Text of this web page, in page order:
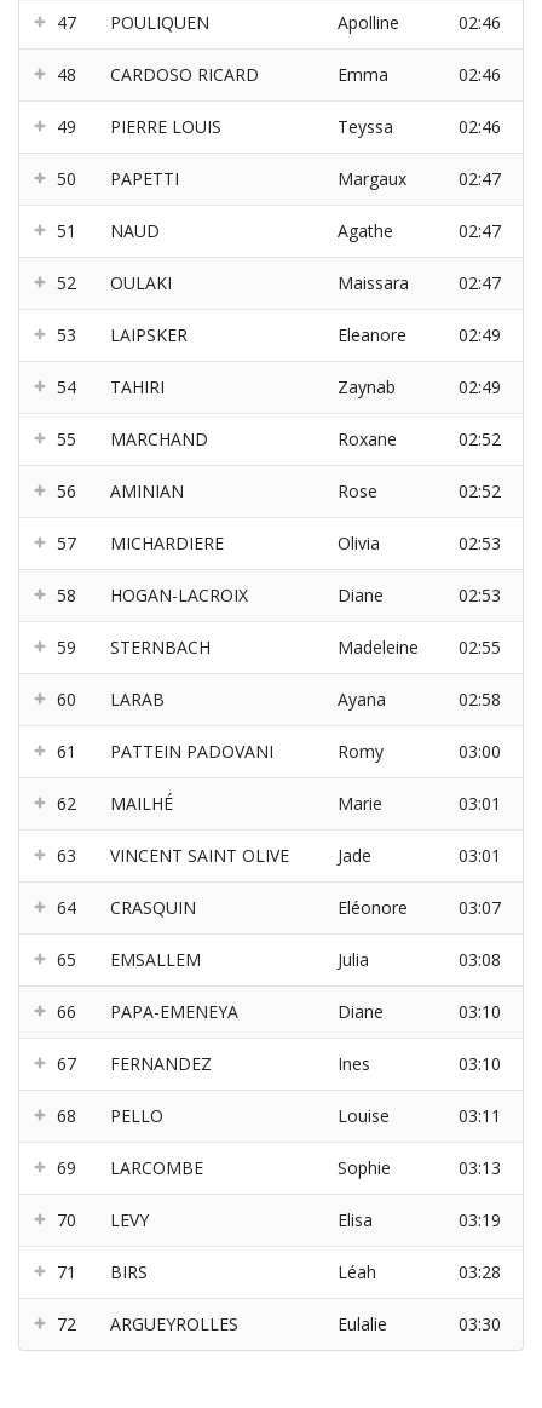
47 POULIQUEN Apolline 02:46
48 CARDOSO RICARD Emma 02:46
49 PIERRE LOUIS Teyssa 02:46
50 PAPETTI Margaux 02:47
51 NAUD Agathe 02:47
52 OULAKI Maissara 02:47
53 LAIPSKER Eleanore 02:49
54 TAHIRI Zaynab 02:49
55 MARCHAND Roxane 02:52
56 AMINIAN Rose 02:52
57 MICHARDIERE Olivia 02:53
58 HOGAN-LACROIX Diane 02:53
59 STERNBACH Madeleine 02:55
60 LARAB Ayana 02:58
61 PATTEIN PADOVANI Romy 03:00
62 MAILHÉ Marie 03:01
63 VINCENT SAINT OLIVE Jade 03:01
64 CRASQUIN Eléonore 03:07
65 EMSALLEM Julia 03:08
66 PAPA-EMENEYA Diane 03:10
67 FERNANDEZ Ines 03:10
68 PELLO Louise 03:11
69 LARCOMBE Sophie 03:13
70 LEVY Elisa 03:19
71 BIRS Léah 03:28
72 ARGUEYROLLES Eulalie 03:30